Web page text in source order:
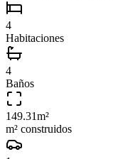
4
Habitaciones
4
Baños
149.31m²
m² construidos